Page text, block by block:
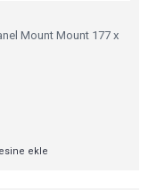
Mount Mount 177 x
ekle